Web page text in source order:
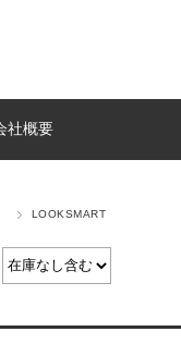
社概要
LOOKSMART